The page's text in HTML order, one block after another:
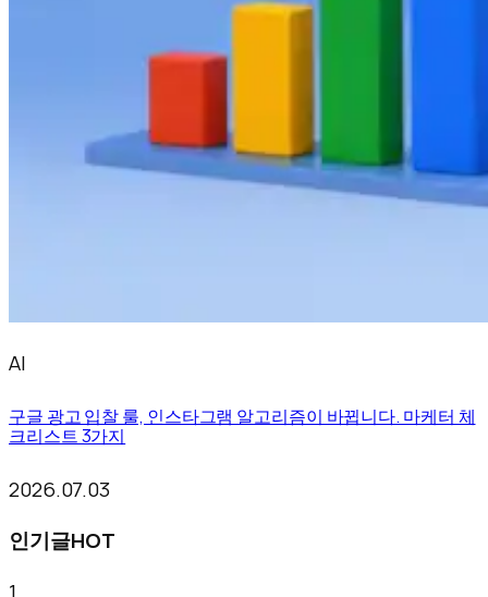
AI
구글 광고 입찰 룰, 인스타그램 알고리즘이 바뀝니다. 마케터 체
크리스트 3가지
2026.07.03
인기글HOT